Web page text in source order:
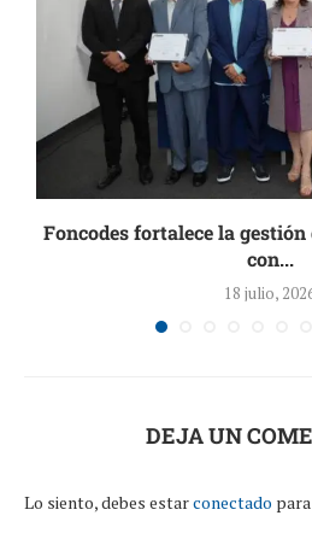
Foncodes fortalece la
con...
18 julio,
DEJA UN
Lo siento, debes estarconectado